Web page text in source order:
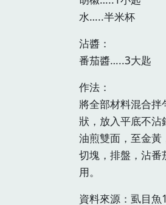
水…..半米杯
沾醬：
番茄醬…..3大匙
作法：
將全部材料混合拌
狀，放入平底不沾
油煎雙面，至金黃
切塊，排盤，沾番
用。
資料來源：虱目魚